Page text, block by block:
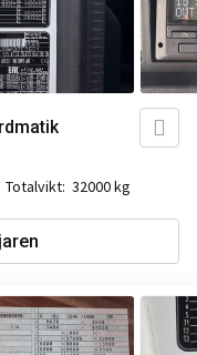
Totalvikt: 32000 kg